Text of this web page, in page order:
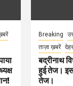
Breaking
ताज़ा ख़बरें
बद्रीनाथ
हुई तेज। इस
तेज।